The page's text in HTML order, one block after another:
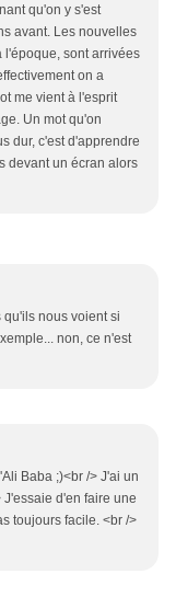
qu'on y s'est
avant. Les nouvelles
l'époque, sont arrivées
on a
me vient à l'esprit
Un mot qu'on
dur, c'est d'apprendre
devant un écran alors
qu'ils nous voient si
non, ce n'est
Baba ;)<br /> J'ai un
d'en faire une
toujours facile. <br />